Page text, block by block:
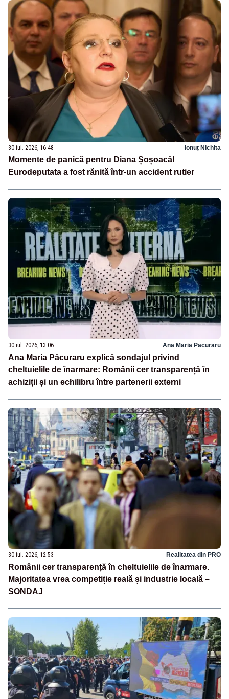
30 iul. 2026, 16:48 Ionuț Nichita
Momente de panică pentru Diana Șoșoacă!
Eurodeputata a fost rănită într-un accident rutier
30 iul. 2026, 13:06 Ana Maria Pacuraru
Ana Maria Păcuraru explică sondajul privind
cheltuielile de înarmare: Românii cer transparență în
achiziții și un echilibru între partenerii externi
30 iul. 2026, 12:53 Realitatea din PRO
Românii cer transparență în cheltuielile de înarmare.
Majoritatea vrea competiție reală și industrie locală –
SONDAJ